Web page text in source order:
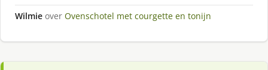
Wilmie over Ovenschotel met courgette en tonijn